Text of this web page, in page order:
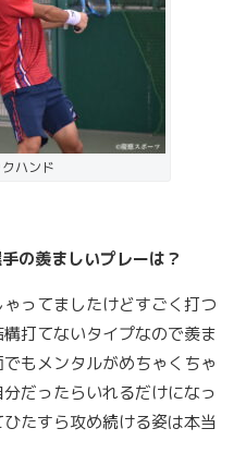
ハンド
の羨ましいプレーは？
ってましたけどすごく打つ
打てないタイプなので羨ま
もメンタルがめちゃくちゃ
だったらいれるだけになっ
たすら攻め続ける姿は本当